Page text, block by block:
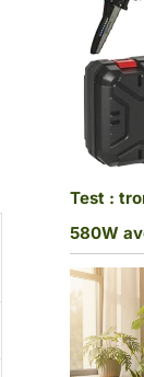
Test :
580W